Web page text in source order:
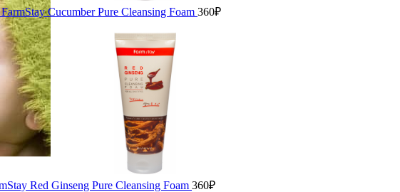
Cucumber Pure Cleansing Foam 360₽
Red Ginseng Pure Cleansing Foam 360₽